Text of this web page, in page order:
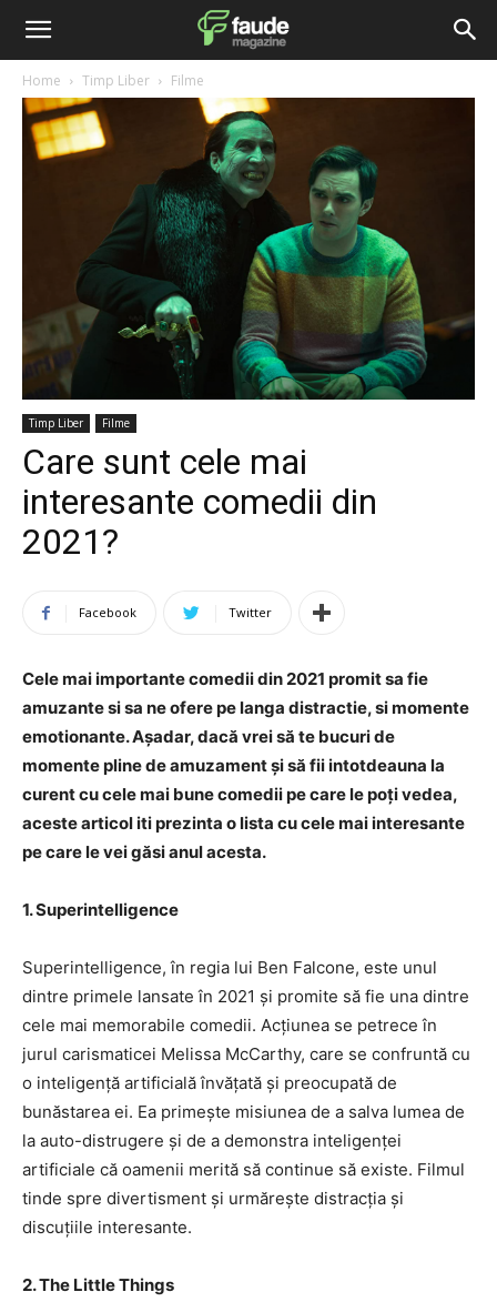
Home Timp Liber Filme
Timp Liber Filme
Care sunt cele mai
interesante comedii din
2021?
Facebook Twitter
Cele mai importante comedii din 2021 promit sa fie
amuzante si sa ne ofere pe langa distractie, si momente
emotionante. Așadar, dacă vrei să te bucuri de
momente pline de amuzament și să fii intotdeauna la
curent cu cele mai bune comedii pe care le poți vedea,
aceste articol iti prezinta o lista cu cele mai interesante
pe care le vei găsi anul acesta.
1. Superintelligence
Superintelligence, în regia lui Ben Falcone, este unul
dintre primele lansate în 2021 și promite să fie una dintre
cele mai memorabile comedii. Acțiunea se petrece în
jurul carismaticei Melissa McCarthy, care se confruntă cu
o inteligență artificială învățată și preocupată de
bunăstarea ei. Ea primește misiunea de a salva lumea de
la auto-distrugere și de a demonstra inteligenței
artificiale că oamenii merită să continue să existe. Filmul
tinde spre divertisment și urmărește distracția și
discuțiile interesante.
2. The Little Things